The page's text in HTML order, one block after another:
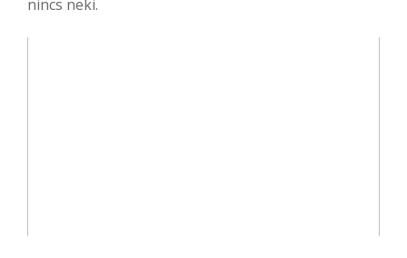
nincs neki.